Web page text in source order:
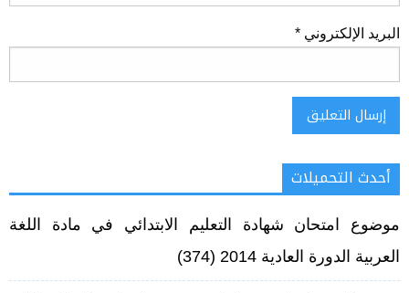
البريد الإلكتروني *
Alternative:
أحدث التحميلات
موضوع امتحان شهادة التعليم الابتدائي في مادة اللغة
العربية الدورة العادية 2014
(374)